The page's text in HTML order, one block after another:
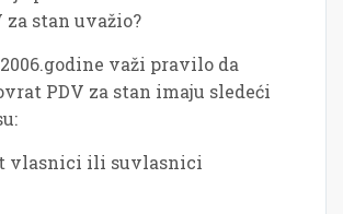
za stan uvažio?
važi pravilo da
PDV za stan imaju sledeći
vlasnici ili suvlasnici